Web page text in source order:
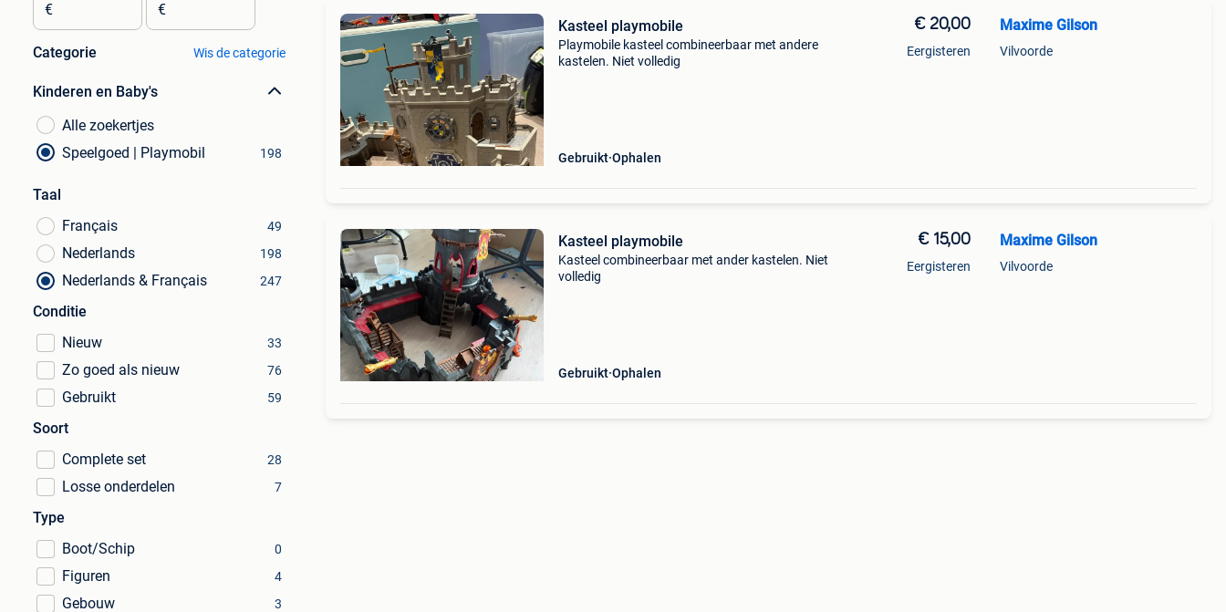
€ €
Categorie Wis de categorie
Kinderen en Baby's
Alle zoekertjes
Speelgoed | Playmobil
198
Taal
Français
49
Nederlands 198
Nederlands & Français 247
Conditie
Nieuw
33
Zo goed als nieuw 76
Gebruikt 59
Soort
Complete set
28
Losse onderdelen 7
Type
Boot/Schip
0
Figuren 4
Gebouw 3
Kasteel playmobile
Playmobile kasteel combineerbaar met andere
kastelen. Niet volledig
Gebruikt Ophalen
€ 20,00
Eergisteren
Maxime Gilson
Vilvoorde
Kasteel playmobile
Kasteel combineerbaar met ander kastelen. Niet
volledig
Gebruikt Ophalen
€ 15,00
Eergisteren
Maxime Gilson
Vilvoorde